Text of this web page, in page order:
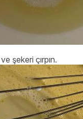
şekeri çırpın.